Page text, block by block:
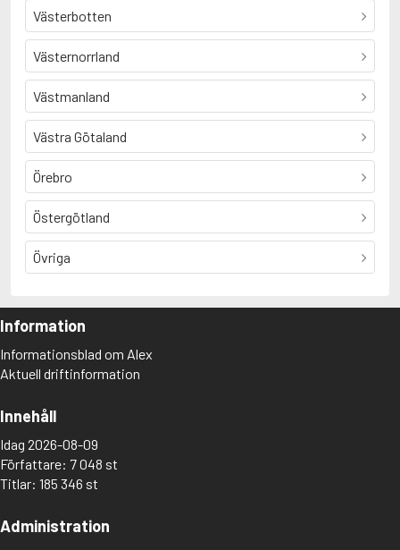
Västerbotten
Västernorrland
Västmanland
Västra Götaland
Örebro
Östergötland
Övriga
Information
Informationsblad om Alex
Aktuell driftinformation
Innehåll
Idag 2026-08-09
Författare: 7 048 st
Titlar: 185 346 st
Administration